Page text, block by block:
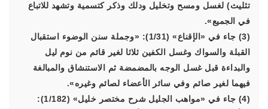
تثليث) لغسل ومسح وتخليل ودلك وذكر كتسمية وتشهد للاتباع
في الجميع».
(3) جاء في «الإقناع» (1/31): «وجملة سنن الوضوء استقبال
القبلة والسواك وغسل الكفين ثلاثا لغير قائم من نوم ليل
والبداءة قبل غسل الوجه بالمضمضة ثم الاستنشاق والمبالغة
فيهما لغير صائم وفي سائر الأعضاء لصائم وغيره».
(4) جاء في «مواهب الجليل شرح مختصر خليل» (1/182):